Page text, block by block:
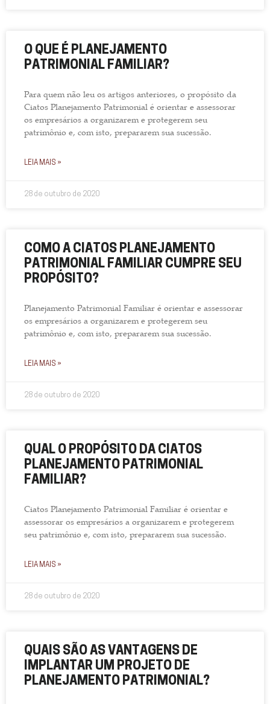
O QUE É PLANEJAMENTO
PATRIMONIAL FAMILIAR?
Para quem não leu os artigos anteriores, o propósito da
Ciatos Planejamento Patrimonial é orientar e assessorar
os empresários a organizarem e protegerem seu
patrimônio e, com isto, prepararem sua sucessão.
LEIA MAIS »
28 de outubro de 2020
COMO A CIATOS PLANEJAMENTO
PATRIMONIAL FAMILIAR CUMPRE SEU
PROPÓSITO?
Planejamento Patrimonial Familiar é orientar e assessorar
os empresários a organizarem e protegerem seu
patrimônio e, com isto, prepararem sua sucessão.
LEIA MAIS »
28 de outubro de 2020
QUAL O PROPÓSITO DA CIATOS
PLANEJAMENTO PATRIMONIAL
FAMILIAR?
Ciatos Planejamento Patrimonial Familiar é orientar e
assessorar os empresários a organizarem e protegerem
seu patrimônio e, com isto, prepararem sua sucessão.
LEIA MAIS »
28 de outubro de 2020
QUAIS SÃO AS VANTAGENS DE
IMPLANTAR UM PROJETO DE
PLANEJAMENTO PATRIMONIAL?